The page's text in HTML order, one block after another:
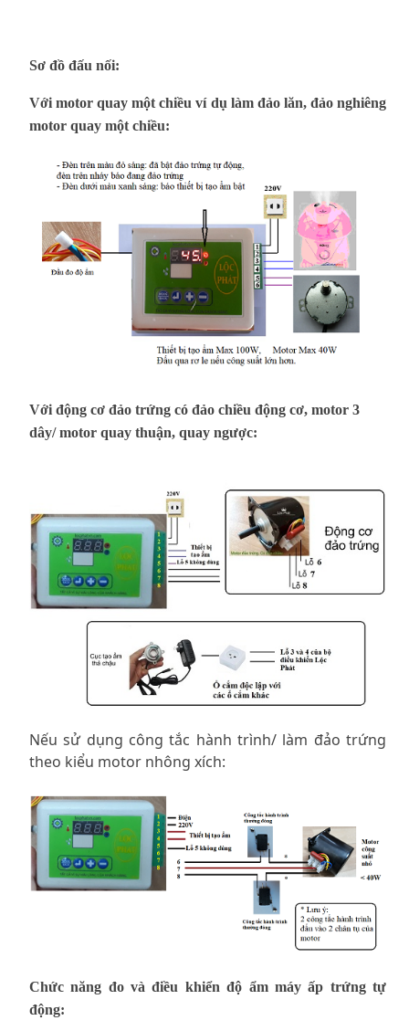
Sơ đồ đấu nối:
Với motor quay một chiều ví dụ làm đảo lăn, đảo nghiêng
motor quay một chiều:
Với động cơ đảo trứng có đảo chiều động cơ, motor 3
dây/ motor quay thuận, quay ngược:
Nếu sử dụng công tắc hành trình/ làm đảo trứng
theo kiểu motor nhông xích:
Chức năng đo và điều khiển độ ẩm máy ấp trứng tự
động: